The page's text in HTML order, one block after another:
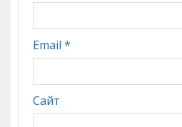
Email *
Сайт